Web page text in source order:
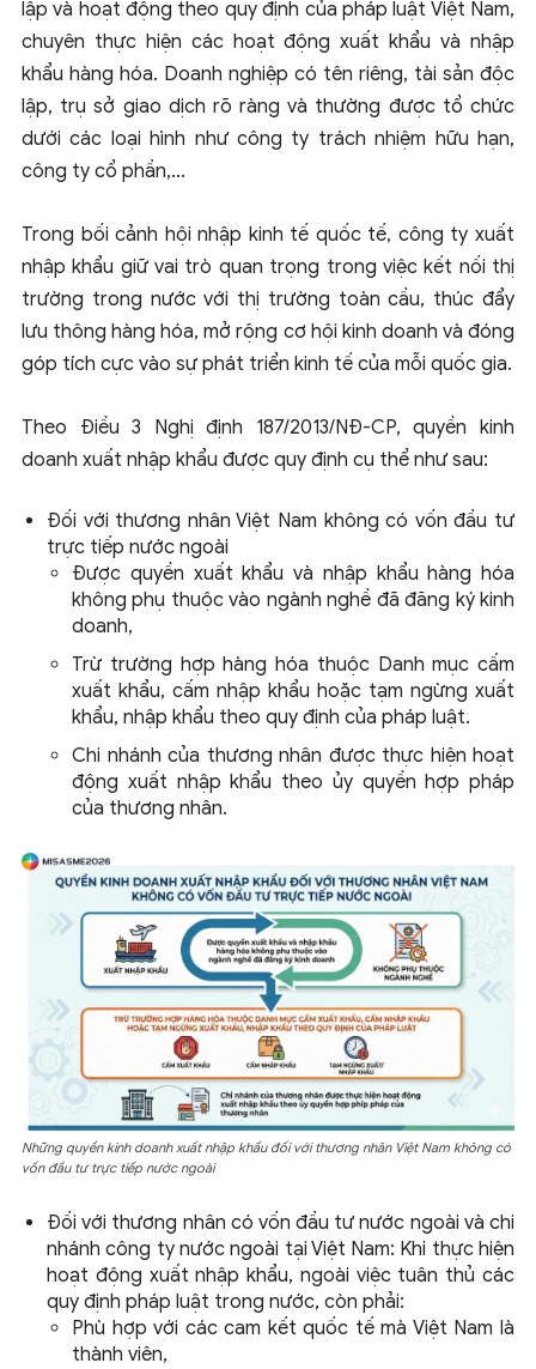
lập và hoạt động theo quy định của pháp luật Việt Nam,
chuyên thực hiện các hoạt động xuất khẩu và nhập
khẩu hàng hóa. Doanh nghiệp có tên riêng, tài sản độc
lập, trụ sở giao dịch rõ ràng và thường được tổ chức
dưới các loại hình như công ty trách nhiệm hữu hạn,
công ty cổ phần,…
Trong bối cảnh hội nhập kinh tế quốc tế, công ty xuất
nhập khẩu giữ vai trò quan trọng trong việc kết nối thị
trường trong nước với thị trường toàn cầu, thúc đẩy
lưu thông hàng hóa, mở rộng cơ hội kinh doanh và đóng
góp tích cực vào sự phát triển kinh tế của mỗi quốc gia.
Theo Điều 3 Nghị định 187/2013/NĐ-CP, quyền kinh
doanh xuất nhập khẩu được quy định cụ thể như sau:
Đối với thương nhân Việt Nam không có vốn đầu tư
trực tiếp nước ngoài
Được quyền xuất khẩu và nhập khẩu hàng hóa
không phụ thuộc vào ngành nghề đã đăng ký kinh
doanh,
Trừ trường hợp hàng hóa thuộc Danh mục cấm
xuất khẩu, cấm nhập khẩu hoặc tạm ngừng xuất
khẩu, nhập khẩu theo quy định của pháp luật.
Chi nhánh của thương nhân được thực hiện hoạt
động xuất nhập khẩu theo ủy quyền hợp pháp
của thương nhân.
Những quyền kinh doanh xuất nhập khẩu đối với thương nhân Việt Nam không có
vốn đầu tư trực tiếp nước ngoài
Đối với thương nhân có vốn đầu tư nước ngoài và chi
nhánh công ty nước ngoài tại Việt Nam: Khi thực hiện
hoạt động xuất nhập khẩu, ngoài việc tuân thủ các
quy định pháp luật trong nước, còn phải:
Phù hợp với các cam kết quốc tế mà Việt Nam là
thành viên,